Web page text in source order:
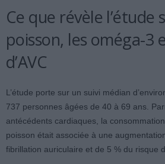
Ce que révèle l’étude
poisson, les oméga-3
d’AVC
L’étude porte sur un suivi médian
737 personnes âgées de 40 à 69 ans.
antécédents cardiaques, la
poisson était associée à une
fibrillation auriculaire et de 5 % du risque